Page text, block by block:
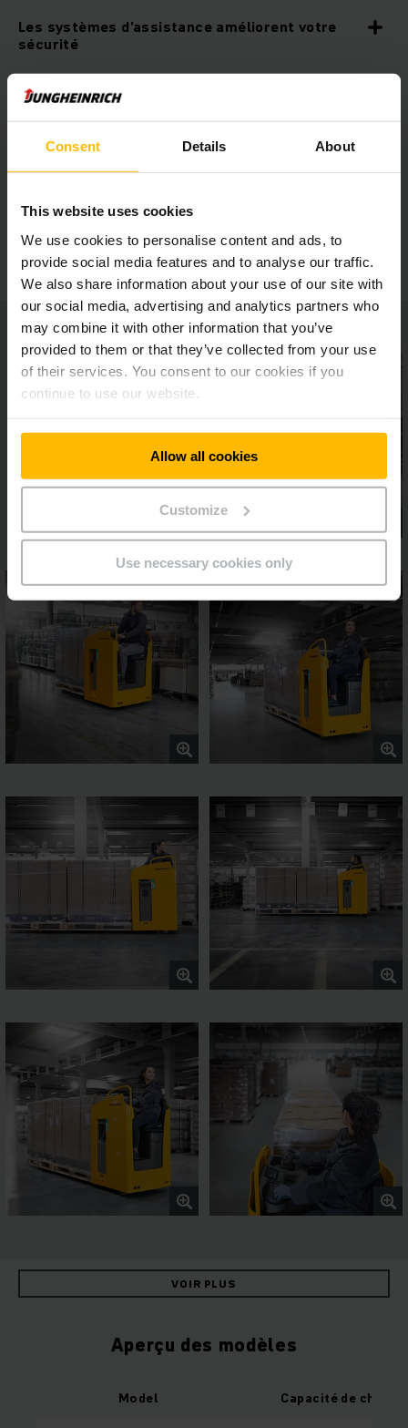
Consent Details About
This website uses cookies
We use cookies to personalise content and ads, to
provide social media features and to analyse our traffic.
We also share information about your use of our site with
our social media, advertising and analytics partners who
may combine it with other information that you’ve
provided to them or that they’ve collected from your use
of their services. You consent to our cookies if you
continue to use our website.
Allow all cookies
Customize
Use necessary cookies only
Les systèmes d’assistance améliorent votre
sécurité
Ergonomie favorisant le rendement
Confort maximal
Équipements additionnels
VOIR PLUS
Aperçu des modèles
Model Capacité de charge